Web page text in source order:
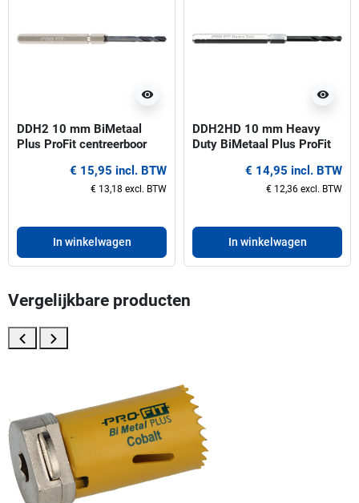
visibility
DDH2 10 mm BiMetaal
Plus ProFit centreerboor
€ 15,95 incl. BTW
€ 13,18 excl. BTW
In winkelwagen
visibility
DDH2HD 10 mm Heavy
Duty BiMetaal Plus ProFit
32-210 mm€ 14,95 incl. BTW
€ 12,36 excl. BTW
In winkelwagen
Vergelijkbare producten